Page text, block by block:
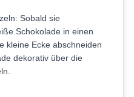
Sobald sie
Schokolade in einen
kleine Ecke abschneiden
dekorativ über die